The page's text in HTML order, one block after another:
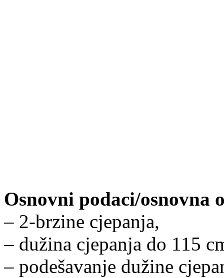
Osnovni podaci/osnovna
– 2-brzine cjepanja,
– dužina cjepanja do 115
– podešavanje dužine